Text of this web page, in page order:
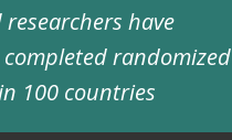
researchers have
randomized
100 countries